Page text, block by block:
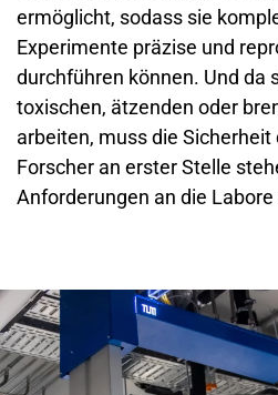
ermöglicht, sodass sie
Experimente präzise und
durchführen können. Und da
toxischen, ätzenden oder
arbeiten, muss die
Forscher an erster Stelle
Anforderungen an die